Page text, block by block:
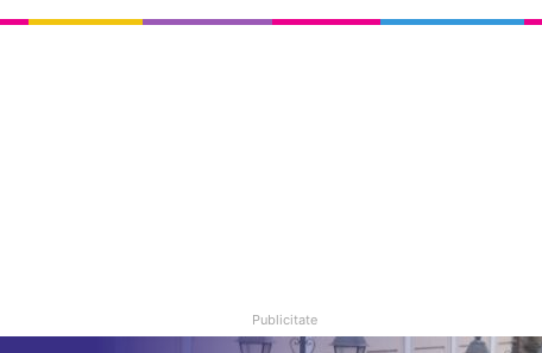
Publicitate